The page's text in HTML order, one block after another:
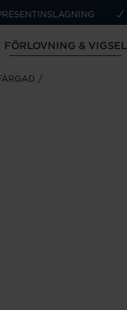
FÖRLOVNING & VIGSEL